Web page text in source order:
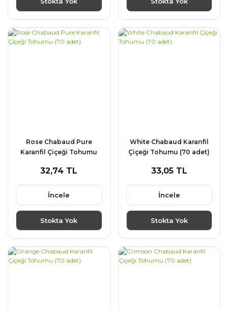
Rose Chabaud Pure
Karanfil Çiçeği Tohumu
32,74 TL
İncele
Stokta Yok
White Chabaud Karanfil
Çiçeği Tohumu (70 adet)
33,05 TL
İncele
Stokta Yok